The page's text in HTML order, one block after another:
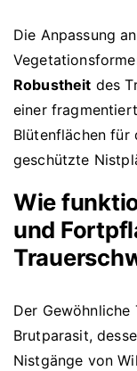
Die Anpassung
Robustheit des
einer
Blütenflächen für
geschützte
Wie
und
Der
Brutparasit,
Nistgänge von